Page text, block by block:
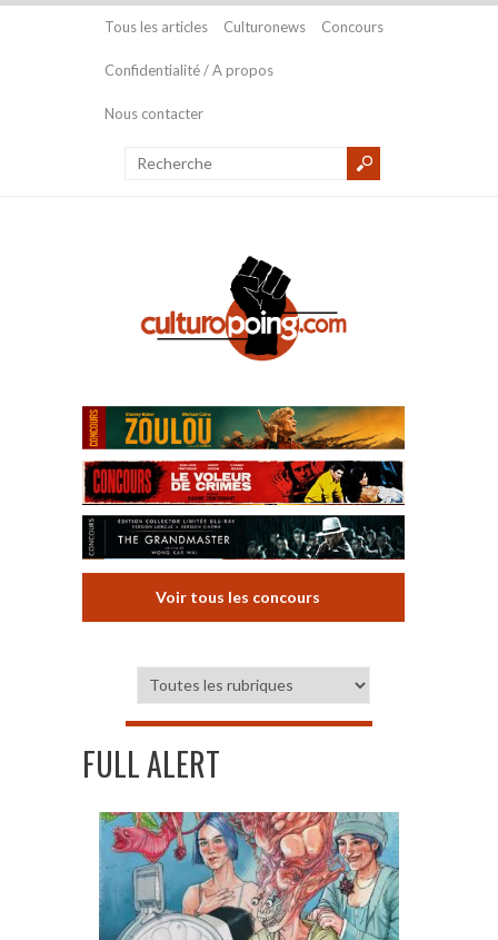
Tous les articles Culturonews Concours
Confidentialité / A propos
Nous contacter
Voir tous les concours
FULL ALERT